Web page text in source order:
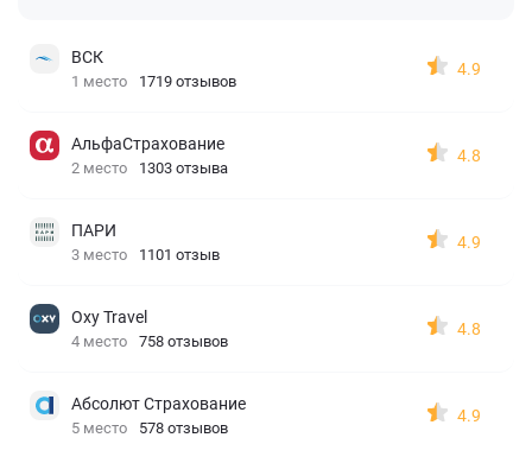
ВСК
1 место 1719 отзывов
4.9
АльфаСтрахование
2 место 1303 отзыва
4.8
ПАРИ
3 место 1101 отзыв
4.9
Oxy Travel
4 место 758 отзывов
4.8
Абсолют Страхование
5 место 578 отзывов
4.9